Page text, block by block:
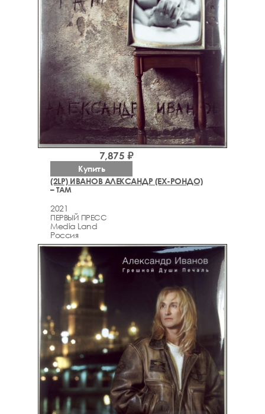
(2LP) ИВАНОВ АЛЕКСАНДР (EX-РОНДО)
– ТАМ
2021
ПЕРВЫЙ ПРЕСС
Media Land
Россия
7,875 ₽
Купить